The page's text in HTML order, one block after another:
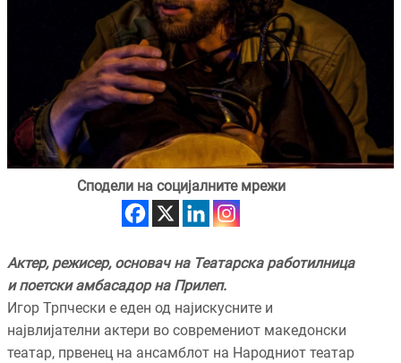
Сподели на социјалните мрежи
Актер, режисер, основач на Театарска работилница
и поетски амбасадор на Прилеп.
Игор Трпчески е еден од најискусните и
највлијателни актери во современиот македонски
театар, првенец на ансамблот на Народниот театар